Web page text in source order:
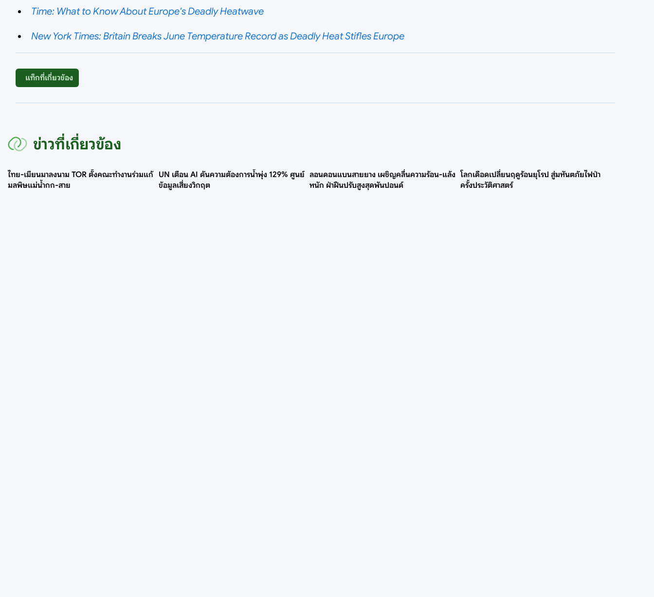
Time: What to Know About Europe's Deadly Heatwave
New York Times: Britain Breaks June Temperature Record as Deadly Heat Stifles Europe
แท็กที่เกี่ยวข้อง
ข่าวที่เกี่ยวข้อง
ไทย-เมียนมาลงนาม TOR ตั้งคณะทำงานร่วมแก้
มลพิษแม่น้ำกก-สาย
UN เตือน AI ดันความต้องการน้ำพุ่ง 129% ศูนย์
ข้อมูลเสี่ยงวิกฤต
ลอนดอนแบนสายยาง เผชิญคลื่นความร้อน-แล้ง
หนัก ฝ่าฝืนปรับสูงสุดพันปอนด์
โลกเดือดเปลี่ยนฤดูร้อนยุโรป สู่มหันตภัยไฟป่า
ครั้งประวัติศาสตร์